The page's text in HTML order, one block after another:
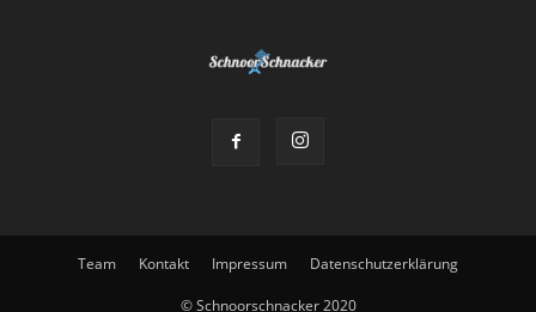
Team Kontakt Impressum Datenschutzerklärung
© Schnoorschnacker 2020